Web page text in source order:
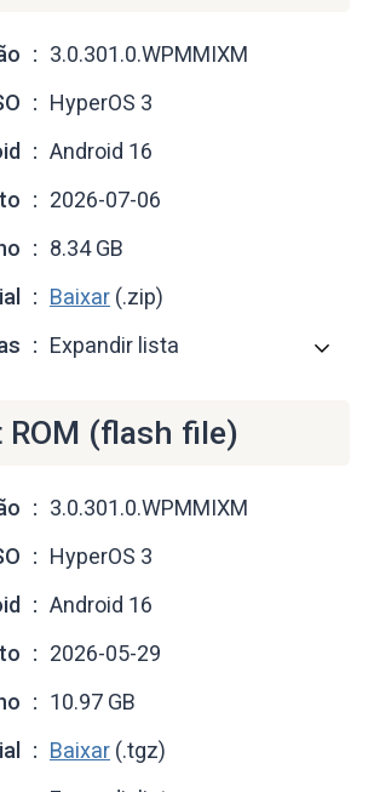
3.0.301.0.WPMMIXM
HyperOS 3
Android 16
2026-07-06
8.34 GB
Baixar (.zip)
Expandir lista
ROM (flash file)
3.0.301.0.WPMMIXM
HyperOS 3
Android 16
2026-05-29
10.97 GB
Baixar (.tgz)